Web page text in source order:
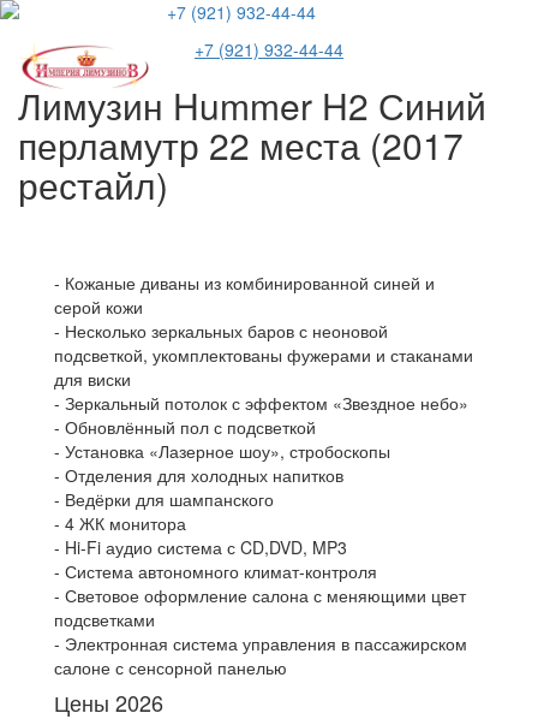
+7 (921) 932-44-44
+7 (921) 932-44-44
Лимузин Hummer H2 Синий
перламутр 22 места (2017
рестайл)
- Кожаные диваны из комбинированной синей и
серой кожи
- Несколько зеркальных баров с неоновой
подсветкой, укомплектованы фужерами и стаканами
для виски
- Зеркальный потолок с эффектом «Звездное небо»
- Обновлённый пол с подсветкой
- Установка «Лазерное шоу», стробоскопы
- Отделения для холодных напитков
- Ведёрки для шампанского
- 4 ЖК монитора
- Hi-Fi аудио система с CD,DVD, MP3
- Система автономного климат-контроля
- Световое оформление салона с меняющими цвет
подсветками
- Электронная система управления в пассажирском
салоне с сенсорной панелью
Цены 2026